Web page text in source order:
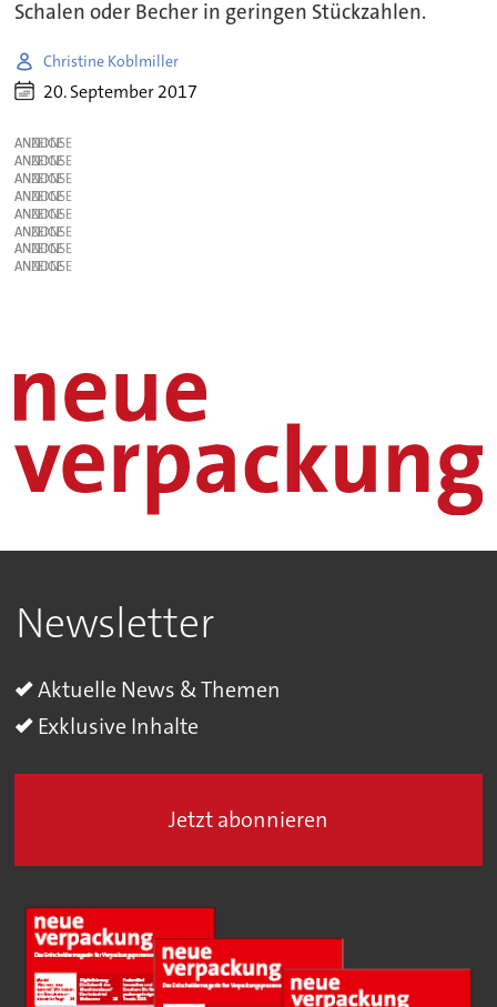
Schalen oder Becher in geringen Stückzahlen.
Christine Koblmiller
20. September 2017
ANZEIGE
ANZEIGE
ANZEIGE
ANZEIGE
ANZEIGE
ANZEIGE
ANZEIGE
ANZEIGE
Newsletter
Aktuelle News & Themen
Exklusive Inhalte
Jetzt abonnieren